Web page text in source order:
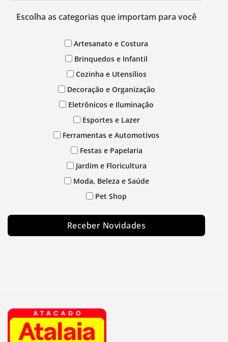
Escolha as categorias que importam para você
Artesanato e Costura
Brinquedos e Infantil
Cozinha e Utensílios
Decoração e Organização
Eletrônicos e Iluminação
Esportes e Lazer
Ferramentas e Automotivos
Festas e Papelaria
Jardim e Floricultura
Moda, Beleza e Saúde
Pet Shop
Receber Novidades